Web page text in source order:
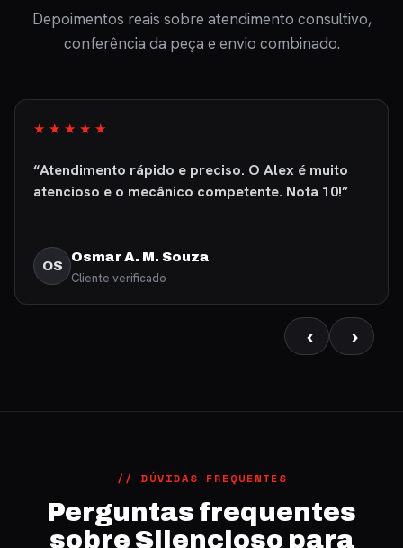
Depoimentos reais sobre atendimento consultivo,
conferência da peça e envio combinado.
★★★★★
“Fui muito bem atendido, produto excelente de
primeiríssima qualidade. Recomendo com
FM
Fábio Martins
Cliente verificado
‹ ›
// DÚVIDAS FREQUENTES
Perguntas frequentes
sobre Silencioso para